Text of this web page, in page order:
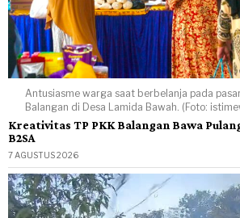
Antusiasme warga saat berbelanja pada
Balangan di Desa Lamida Bawah. (Foto:
Kreativitas TP PKK Balangan Bawa
B2SA
7 AGUSTUS 2026